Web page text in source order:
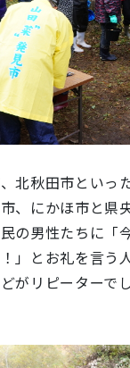
北秋田市といっ
、にかほ市と県
の男性たちに「
」とお礼を言う
がリピーターで